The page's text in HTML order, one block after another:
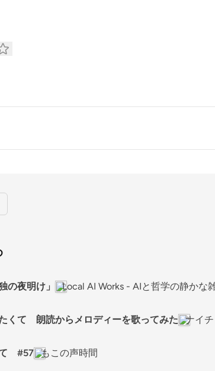
の夜明け」 Local AI Works - AIと哲学の静かな
くて 朗読からメロディーを歌ってみた ナイ
て #57 もこの声時間